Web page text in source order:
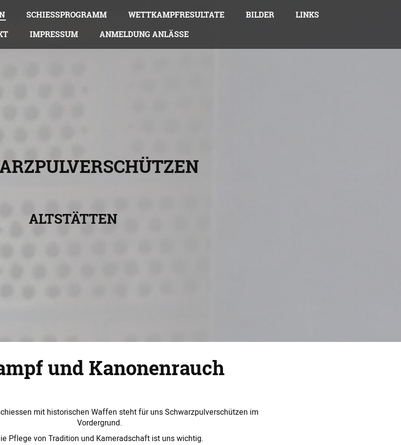
SCHIESSPROGRAMM WETTKAMPFRESULTATE BILDER
LINKS
IMPRESSUM ANMELDUNG ANLÄSSE
ALTSTÄTTEN
und Kanonenrauch
mit historischen Waffen steht für uns Schwarzpulverschützen im
Vordergrund.
Pflege von Tradition und Kameradschaft ist uns wichtig.